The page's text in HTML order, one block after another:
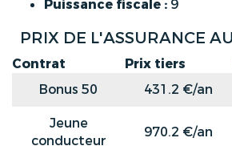
Puissance fiscale : 9
PRIX DE L'ASSURANCE
Contrat Prix tiers
Bonus 50
431.2 €/an
Jeune
conducteur
970.2 €/an